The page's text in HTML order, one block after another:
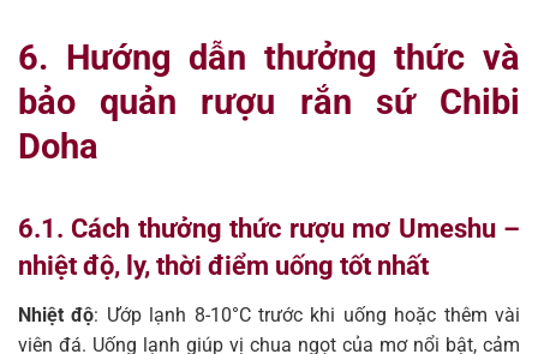
6. Hướng dẫn thưởng thức và
bảo quản rượu rắn sứ Chibi
Doha
6.1. Cách thưởng thức rượu mơ Umeshu –
nhiệt độ, ly, thời điểm uống tốt nhất
Nhiệt độ: Ướp lạnh 8-10°C trước khi uống hoặc thêm vài
viên đá. Uống lạnh giúp vị chua ngọt của mơ nổi bật, cảm